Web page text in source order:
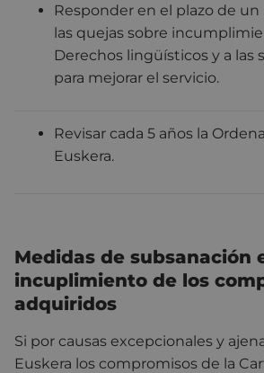
Responder en el plazo de un
las quejas sobre
Derechos lingüísticos y a las
para mejorar el servicio.
Revisar cada 5 años la
Euskera.
Medidas de subsanación
incuplimiento de los
adquiridos
Si por causas excepcionales y
Euskera los compromisos de la